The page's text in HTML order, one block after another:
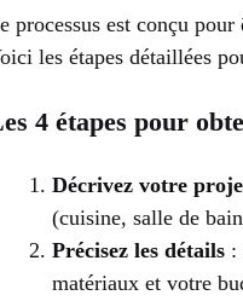
processus est conçu pour
les étapes détaillées
4 étapes pour
Décrivez votre
(cuisine, salle de
Précisez les détails :
matériaux et votre